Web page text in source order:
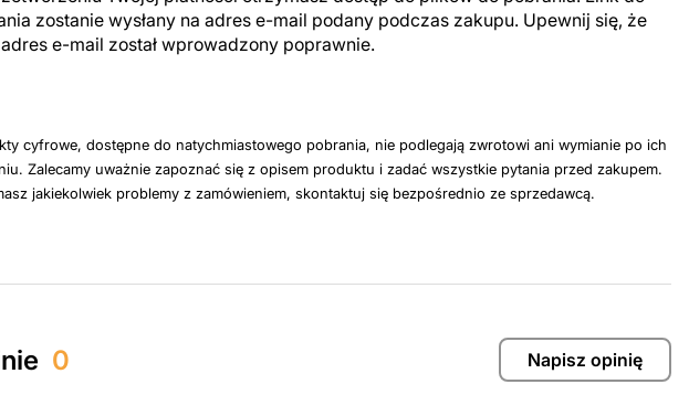
zostanie wysłany na adres e-mail podany podczas zakupu. Upewnij się, że
e-mail został wprowadzony poprawnie.
cyfrowe, dostępne do natychmiastowego pobrania, nie podlegają zwrotowi ani wymianie po ich
Zalecamy uważnie zapoznać się z opisem produktu i zadać wszystkie pytania przed zakupem.
jakiekolwiek problemy z zamówieniem, skontaktuj się bezpośrednio ze sprzedawcą.
0 Napisz opinię